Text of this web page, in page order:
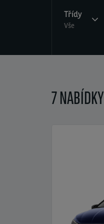
Třídy
Vše
7 NABÍDKY